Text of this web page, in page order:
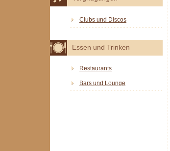
Clubs und Discos
Essen und Trinken
Restaurants
Bars und Lounge